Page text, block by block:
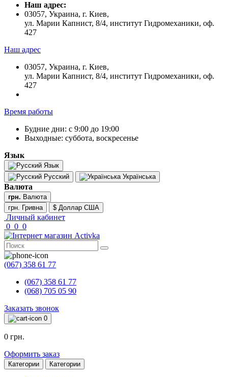
Наш адрес:
03057, Украина, г. Киев,
ул. Марии Капнист, 8/4, институт Гидромеханики, оф.
427
Наш адрес
03057, Украина, г. Киев,
ул. Марии Капнист, 8/4, институт Гидромеханики, оф.
427
Время работы
Будние дни: с 9:00 до 19:00
Выходные: суббота, воскресенье
Язык
Язык
Русский
Українська
Валюта
грн. Валюта
грн. Гривна
$ Доллар США
Личный кабинет
0 0 0
(067) 358 61 77
(067) 358 61 77
(068) 705 05 90
Заказать звонок
0
0 грн.
Оформить заказ
Категории Категории